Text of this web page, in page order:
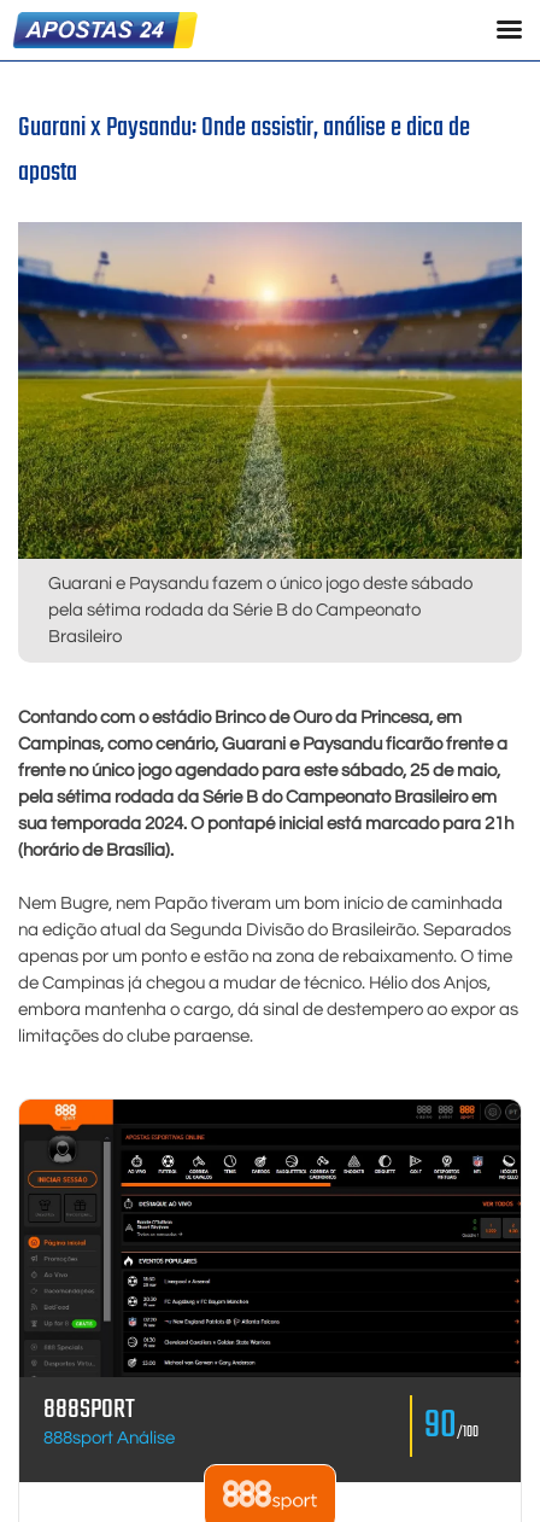
Guarani x Paysandu: Onde assistir, análise e dica de
aposta
Guarani e Paysandu fazem o único jogo deste sábado
pela sétima rodada da Série B do Campeonato
Brasileiro
Contando com o estádio Brinco de Ouro da Princesa, em
Campinas, como cenário, Guarani e Paysandu ficarão frente a
frente no único jogo agendado para este sábado, 25 de maio,
pela sétima rodada da Série B do Campeonato Brasileiro em
sua temporada 2024. O pontapé inicial está marcado para 21h
(horário de Brasília).
Nem Bugre, nem Papão tiveram um bom início de caminhada
na edição atual da Segunda Divisão do Brasileirão. Separados
apenas por um ponto e estão na zona de rebaixamento. O time
de Campinas já chegou a mudar de técnico. Hélio dos Anjos,
embora mantenha o cargo, dá sinal de destempero ao expor as
limitações do clube paraense.
888SPORT
888sport Análise 90/100